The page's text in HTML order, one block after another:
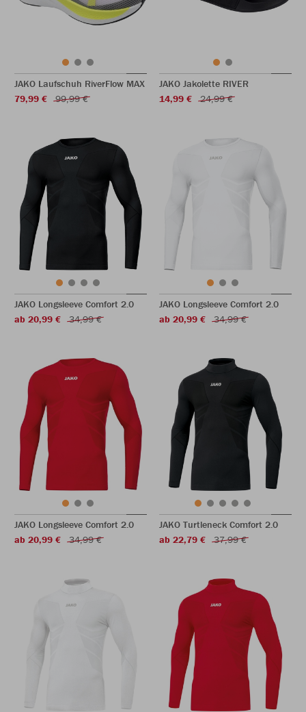
JAKO Laufschuh RiverFlow MAX
79,99 €
99,99 €
JAKO Jakolette RIVER
14,99 €
24,99 €
JAKO Longsleeve Comfort 2.0
ab 20,99 €
34,99 €
JAKO Longsleeve Comfort 2.0
ab 20,99 €
34,99 €
JAKO Longsleeve Comfort 2.0
ab 20,99 €
34,99 €
JAKO Turtleneck Comfort 2.0
ab 22,79 €
37,99 €